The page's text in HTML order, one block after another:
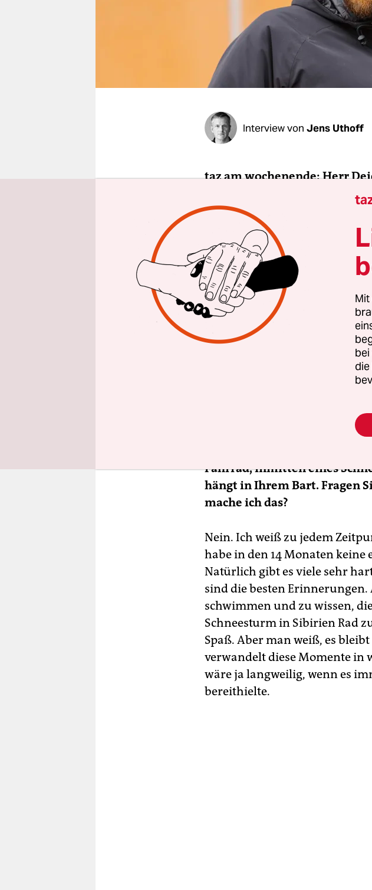
Interview von Jens Uthoff
taz am wochenende: Herr
Kilometer geschwommen,
5.000 Kilometer gelaufen.
dazu gebracht?
Jonas Deichmann:
Ich liebe
setzen und auf sie
Welt. Die Distanzen habe ich
Teilstrecken festgelegt. Ein
Schwimmen, 180 Kilometer
Die Strecke, die ich nun
fachen Ironmandistanz, das
das Ankommen sind das
Sie haben ein Buch über
Fahrrad, inmitten eines
hängt in Ihrem Bart. Fragen
mache ich das?
Nein. Ich weiß zu jedem
habe in den 14 Monaten keine
Natürlich gibt es viele sehr
sind die besten
schwimmen und zu wissen,
Schneesturm in Sibirien Rad
Spaß. Aber man weiß, es
verwandelt diese Momente in
wäre ja langweilig, wenn es
bereithielte.
bei